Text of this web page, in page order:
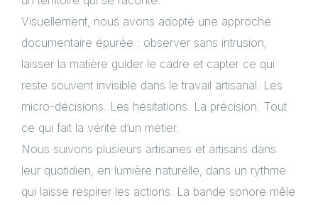
Visuellement, nous avons adopté une approche
documentaire épurée : observer sans intrusion,
laisser la matière guider le cadre et capter ce qui
reste souvent invisible dans le travail artisanal. Les
micro-décisions. Les hésitations. La précision. Tout
ce qui fait la vérité d’un métier.
Nous suivons plusieurs artisanes et artisans dans
leur quotidien, en lumière naturelle, dans un rythme
qui laisse respirer les actions. La bande sonore mêle